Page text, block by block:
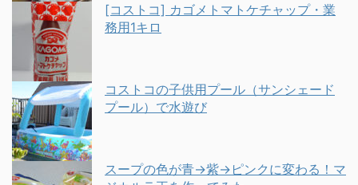
[コストコ] カゴメトマトケチャップ・業
務用1キロ
コストコの子供用プール（サンシェード
プール）で水遊び
スープの色が青→紫→ピンクに変わる！マ